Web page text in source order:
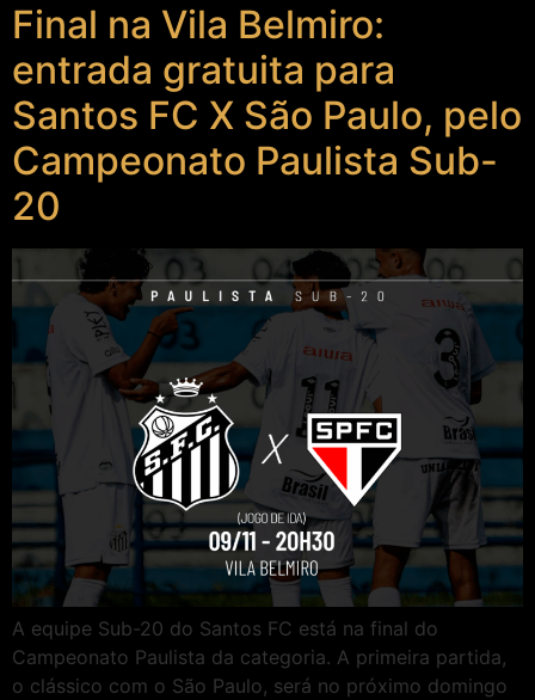
Final na Vila Belmiro:
entrada gratuita para
Santos FC X São Paulo, pelo
Campeonato Paulista Sub-
20
A equipe Sub-20 do Santos FC está na final do
Campeonato Paulista da categoria. A primeira partida,
o clássico com o São Paulo, será no próximo domingo